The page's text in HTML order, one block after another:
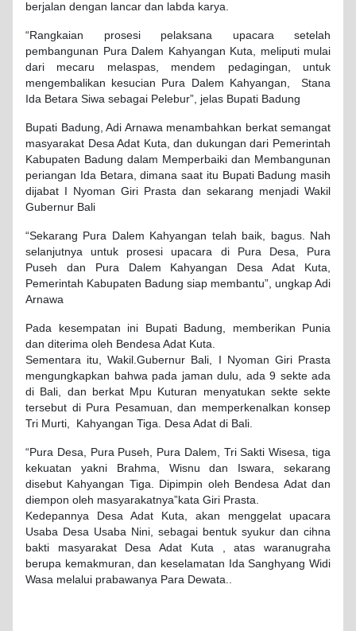
berjalan dengan lancar dan labda karya.
“Rangkaian prosesi pelaksana upacara setelah
pembangunan Pura Dalem Kahyangan Kuta, meliputi mulai
dari mecaru melaspas, mendem pedagingan, untuk
mengembalikan kesucian Pura Dalem Kahyangan, Stana
Ida Betara Siwa sebagai Pelebur”, jelas Bupati Badung
Bupati Badung, Adi Arnawa menambahkan berkat semangat
masyarakat Desa Adat Kuta, dan dukungan dari Pemerintah
Kabupaten Badung dalam Memperbaiki dan Membangunan
periangan Ida Betara, dimana saat itu Bupati Badung masih
dijabat I Nyoman Giri Prasta dan sekarang menjadi Wakil
Gubernur Bali
“Sekarang Pura Dalem Kahyangan telah baik, bagus. Nah
selanjutnya untuk prosesi upacara di Pura Desa, Pura
Puseh dan Pura Dalem Kahyangan Desa Adat Kuta,
Pemerintah Kabupaten Badung siap membantu”, ungkap Adi
Arnawa
Pada kesempatan ini Bupati Badung, memberikan Punia
dan diterima oleh Bendesa Adat Kuta.
Sementara itu, Wakil.Gubernur Bali, I Nyoman Giri Prasta
mengungkapkan bahwa pada jaman dulu, ada 9 sekte ada
di Bali, dan berkat Mpu Kuturan menyatukan sekte sekte
tersebut di Pura Pesamuan, dan memperkenalkan konsep
Tri Murti, Kahyangan Tiga. Desa Adat di Bali.
“Pura Desa, Pura Puseh, Pura Dalem, Tri Sakti Wisesa, tiga
kekuatan yakni Brahma, Wisnu dan Iswara, sekarang
disebut Kahyangan Tiga. Dipimpin oleh Bendesa Adat dan
diempon oleh masyarakatnya”kata Giri Prasta.
Kedepannya Desa Adat Kuta, akan menggelat upacara
Usaba Desa Usaba Nini, sebagai bentuk syukur dan cihna
bakti masyarakat Desa Adat Kuta , atas waranugraha
berupa kemakmuran, dan keselamatan Ida Sanghyang Widi
Wasa melalui prabawanya Para Dewata..